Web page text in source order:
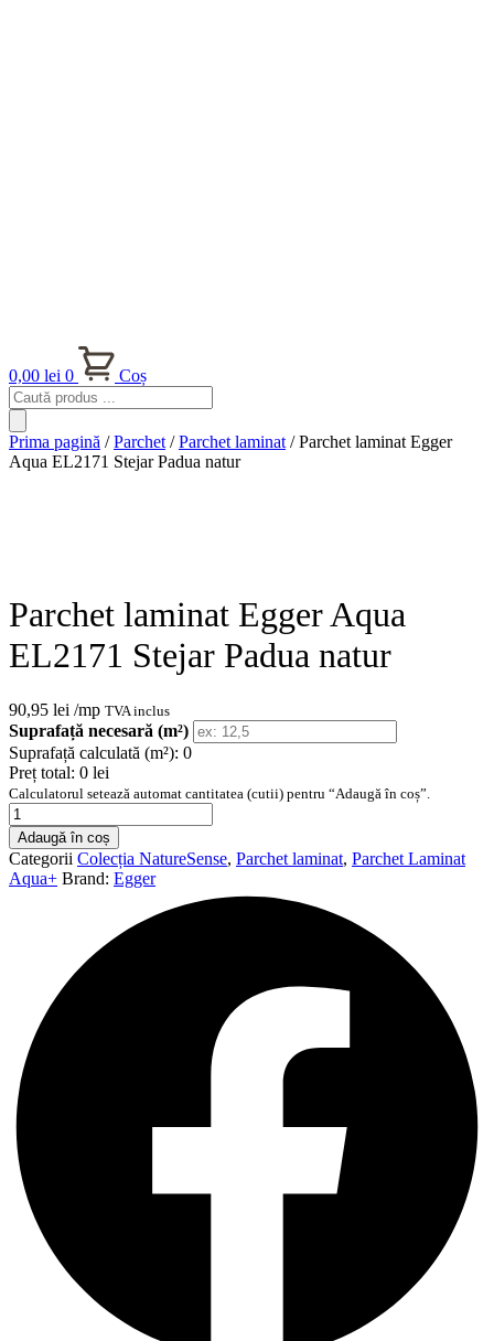
0,00 lei 0
Coș
Products
search
Prima pagină /Parchet /Parchet laminat / Parchet laminat Egger
Aqua EL2171 Stejar Padua natur
Parchet laminat Egger Aqua
EL2171 Stejar Padua natur
90,95 lei /mp TVA inclus
Suprafață necesară (m²)
Suprafață calculată (m²): 0
Preț total: 0 lei
Calculatorul setează automat cantitatea (cutii) pentru “Adaugă în coș”.
Cantitate
Parchet
laminat
Egger
Aqua
Adaugă în coș
Categorii Colecția NatureSense, Parchet laminat, Parchet Laminat
Aqua+ Brand: Egger